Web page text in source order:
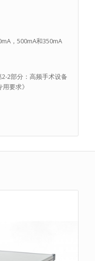
，500mA和350mA
2部分：高频手术设备
要求》